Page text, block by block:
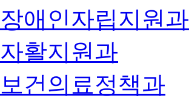
장애인자립지원과
자활지원과
보건의료정책과